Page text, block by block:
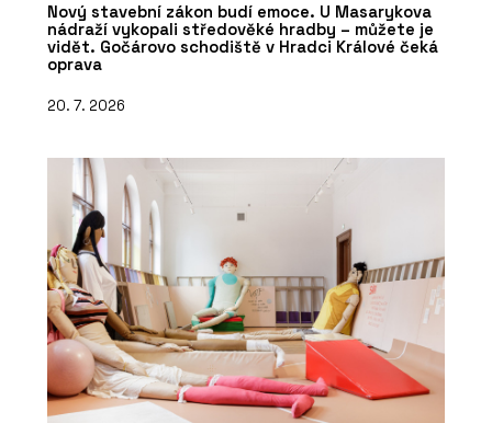
Nový stavební zákon budí emoce. U Masarykova
nádraží vykopali středověké hradby – můžete je
vidět. Gočárovo schodiště v Hradci Králové čeká
oprava
20. 7. 2026